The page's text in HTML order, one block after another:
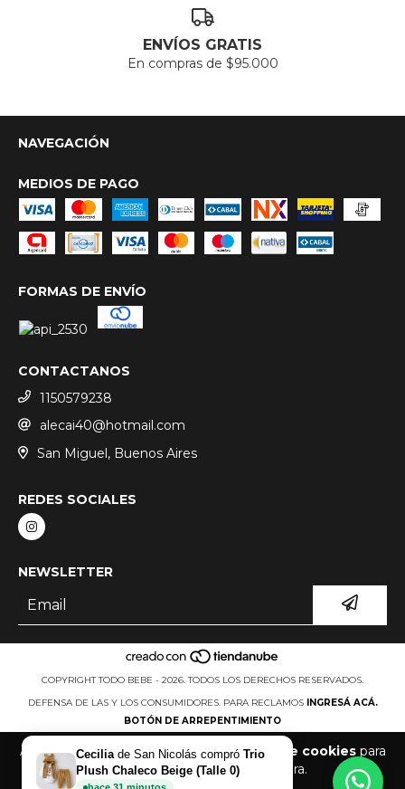
Al navegar por este sitioaceptás el uso de cookiespara
agilizar tu experiencia de compra.
ENVÍOS GRATIS
En compras de $95.000
NAVEGACIÓN
MEDIOS DE PAGO
FORMAS DE ENVÍO
CONTACTANOS
1150579238
alecai40@hotmail.com
San Miguel, Buenos Aires
REDES SOCIALES
NEWSLETTER
COPYRIGHT TODO BEBE - 2026. TODOS LOS DERECHOS RESERVADOS.
DEFENSA DE LAS Y LOS CONSUMIDORES. PARA RECLAMOS
INGRESÁ ACÁ.
BOTÓN DE ARREPENTIMIENTO
Cecilia de San Nicolás compró Trio
Plush Chaleco Beige (Talle 0)